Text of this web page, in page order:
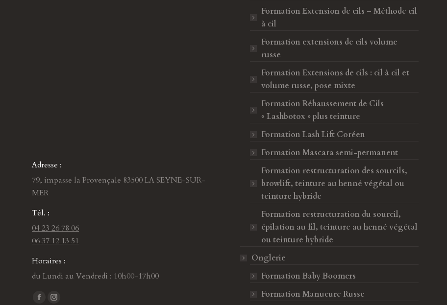
Adresse :
79, impasse la Provençale 83500 LA SEYNE-SUR-
MER
Tél. :
04 23 26 78 06
06 37 12 13 51
Horaires :
du Lundi au Vendredi : 10h00-17h00
Trouvez nous sur :
L
L
Formation Extension de cils – Méthode cil
à cil
Formation extensions de cils volume
russe
Formation Extensions de cils : cil à cil et
volume russe, pose mixte
Formation Réhaussement de Cils
« Lashbotox » plus teinture
Formation Lash Lift Coréen
Formation Mascara semi-permanent
Formation restructuration des sourcils,
browlift, teinture au henné végétal ou
teinture hybride
Formation restructuration du sourcil,
épilation au fil, teinture au henné végétal
ou teinture hybride
Onglerie
Formation Baby Boomers
Formation Manucure Russe